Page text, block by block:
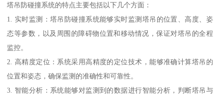
塔吊防碰撞系统的特点主要包括以下几个方面：
1. 实时监测：塔吊防碰撞系统能够实时监测塔吊的位置、高度、姿
态等参数，以及周围的障碍物位置和移动情况，保证对塔吊的全程
监控。
2. 高精度定位：系统采用高精度的定位技术，能够准确计算塔吊的
位置和姿态，确保监测的准确性和可靠性。
3. 智能分析：系统能够对监测到的数据进行智能分析，判断塔吊与